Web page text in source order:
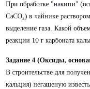
При обработке "накипи"
CaCO₃) в чайнике
выделение газа. Какой
реакции 10 г карбоната
Задание 4 (Оксиды,
В строительстве для
кальция) негашеную